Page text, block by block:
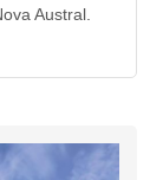
Austral.